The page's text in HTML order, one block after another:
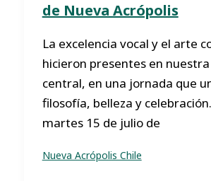
de Nueva Acrópolis
La excelencia vocal y el arte
hicieron presentes en
central, en una jornada que
filosofía, belleza y
martes 15 de julio de
Nueva Acrópolis Chile